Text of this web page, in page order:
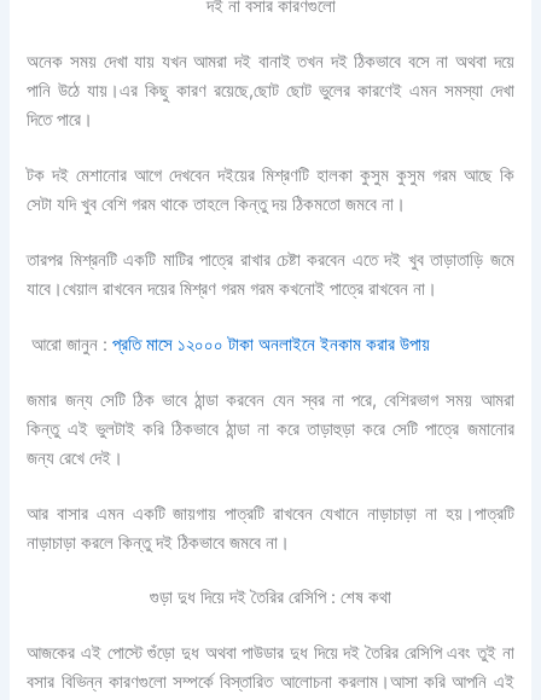
দই না বসার কারণগুলো
অনেক সময় দেখা যায় যখন আমরা দই বানাই তখন দই ঠিকভাবে বসে না অথবা দয়ে
পানি উঠে যায়।এর কিছু কারণ রয়েছে,ছোট ছোট ভুলের কারণেই এমন সমস্যা দেখা
দিতে পারে।
টক দই মেশানোর আগে দেখবেন দইয়ের মিশ্রণটি হালকা কুসুম কুসুম গরম আছে কি
সেটা যদি খুব বেশি গরম থাকে তাহলে কিন্তু দয় ঠিকমতো জমবে না।
তারপর মিশ্রনটি একটি মাটির পাত্রে রাখার চেষ্টা করবেন এতে দই খুব তাড়াতাড়ি জমে
যাবে।খেয়াল রাখবেন দয়ের মিশ্রণ গরম গরম কখনোই পাত্রে রাখবেন না।
আরো জানুন :প্রতি মাসে ১২০০০ টাকা অনলাইনে ইনকাম করার উপায়
জমার জন্য সেটি ঠিক ভাবে ঠান্ডা করবেন যেন স্বর না পরে, বেশিরভাগ সময় আমরা
কিন্তু এই ভুলটাই করি ঠিকভাবে ঠান্ডা না করে তাড়াহুড়া করে সেটি পাত্রে জমানোর
জন্য রেখে দেই।
আর বাসার এমন একটি জায়গায় পাত্রটি রাখবেন যেখানে নাড়াচাড়া না হয়।পাত্রটি
নাড়াচাড়া করলে কিন্তু দই ঠিকভাবে জমবে না।
গুড়া দুধ দিয়ে দই তৈরির রেসিপি : শেষ কথা
আজকের এই পোস্টে গুঁড়ো দুধ অথবা পাউডার দুধ দিয়ে দই তৈরির রেসিপি এবং তুই না
বসার বিভিন্ন কারণগুলো সম্পর্কে বিস্তারিত আলোচনা করলাম।আসা করি আপনি এই